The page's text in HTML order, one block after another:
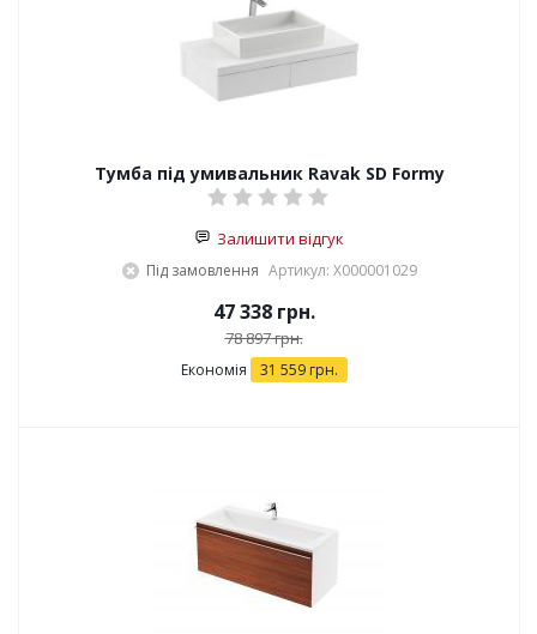
Тумба під умивальник Ravak SD Formy
Залишити відгук
Під замовлення Артикул: X000001029
47 338грн.
78 897грн.
Економія 31 559грн.